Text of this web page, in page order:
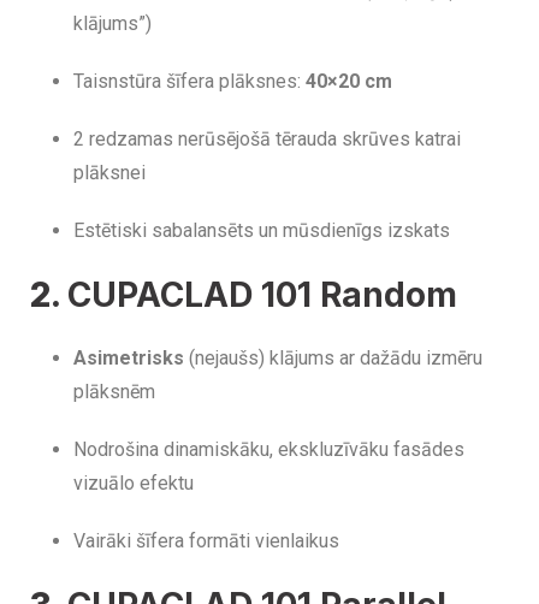
klājums”)
Taisnstūra šīfera plāksnes: 40×20 cm
2 redzamas nerūsējošā tērauda skrūves katrai
plāksnei
Estētiski sabalansēts un mūsdienīgs izskats
2. CUPACLAD 101 Random
Asimetrisks (nejaušs) klājums ar dažādu izmēru
plāksnēm
Nodrošina dinamiskāku, ekskluzīvāku fasādes
vizuālo efektu
Vairāki šīfera formāti vienlaikus